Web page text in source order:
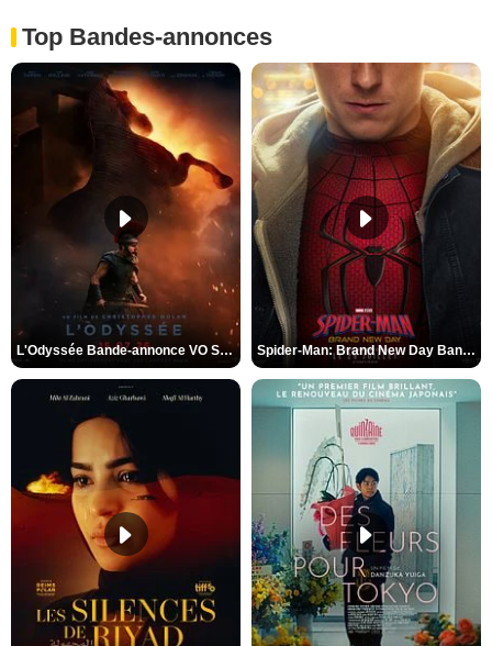
Top Bandes-annonces
L'Odyssée Bande-annonce VO STFR Spider-Man: Brand New Day Bande-annonce VO STFR